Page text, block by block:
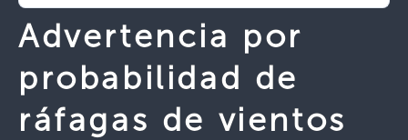
Advertencia por
probabilidad de
ráfagas de vientos